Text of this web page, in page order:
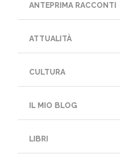
ANTEPRIMA RACCONTI
ATTUALITÀ
CULTURA
IL MIO BLOG
LIBRI